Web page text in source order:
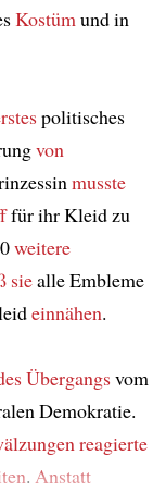
Kostüm und in
politisches
von
musste
für ihr Kleid zu
weitere
siealle Embleme
einnähen.
Übergangsvom
Demokratie.
reagierte
. Anstatt